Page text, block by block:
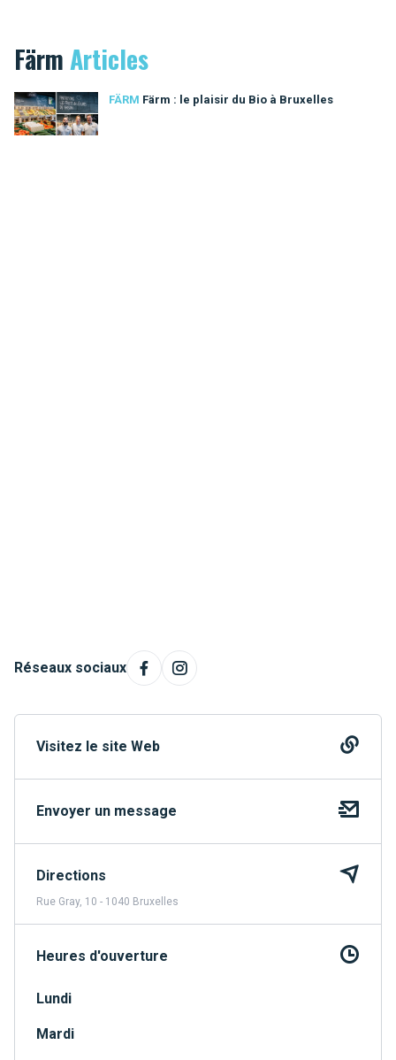
Färm Articles
FÄRM Färm : le plaisir du Bio à Bruxelles
Réseaux sociaux
Visitez le site Web
Envoyer un message
Directions
Rue Gray, 10 - 1040 Bruxelles
Heures d'ouverture
Lundi
Mardi